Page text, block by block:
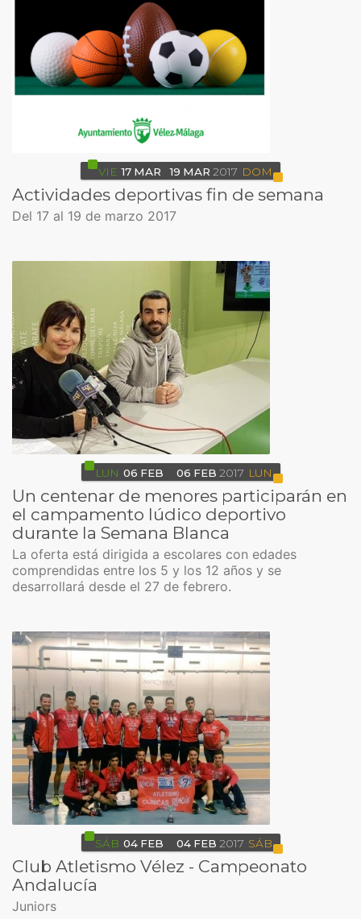
VIE 17 MAR 19 MAR 2017 DOM
Actividades deportivas fin de semana
Del 17 al 19 de marzo 2017
LUN 06 FEB 06 FEB 2017 LUN
Un centenar de menores participarán en
el campamento lúdico deportivo
durante la Semana Blanca
La oferta está dirigida a escolares con edades
comprendidas entre los 5 y los 12 años y se
desarrollará desde el 27 de febrero.
SÁB 04 FEB 04 FEB 2017 SÁB
Club Atletismo Vélez - Campeonato
Andalucía
Juniors